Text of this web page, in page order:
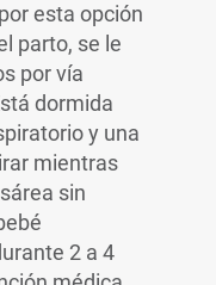
esta opción
parto, se le
por vía
dormida
y una
mientras
sin
2 a 4